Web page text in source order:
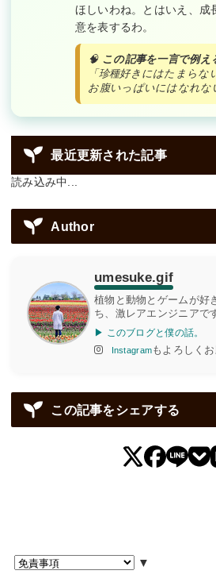
ほしいわね。とはいえ、成
意を表するわ。
🧠 この記事を一言で例え
「珍種好きにはたまら
お腹いっぱいにはなれな
最近更新された記事
読み込み中...
Author
umesuke.gif
植物と動物とゲームが好
ち、激レアエンジニアで
▶ このブログと僕の話。
Instagramもよろしくお
この記事をシェアする
▼